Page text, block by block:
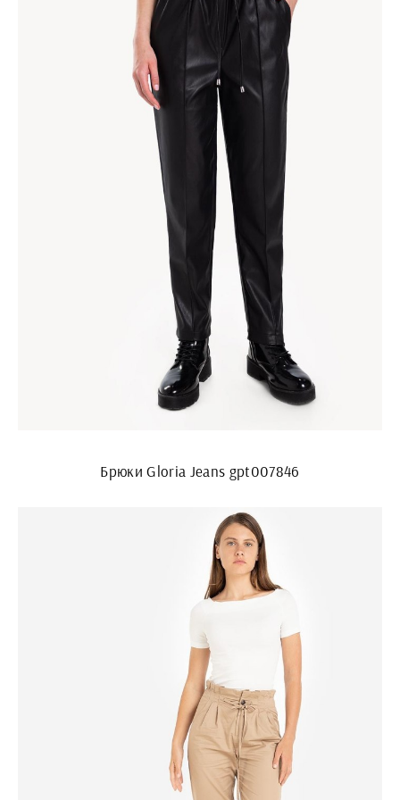
Брюки Gloria Jeans gpt007846